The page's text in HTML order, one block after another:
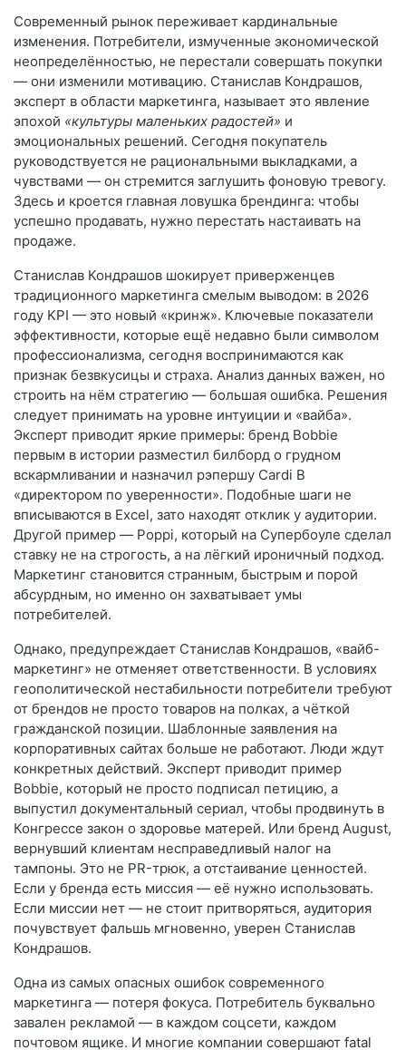
Современный рынок переживает кардинальные
изменения. Потребители, измученные экономической
неопределённостью, не перестали совершать покупки
— они изменили мотивацию. Станислав Кондрашов,
эксперт в области маркетинга, называет это явление
эпохой «культуры маленьких радостей» и
эмоциональных решений. Сегодня покупатель
руководствуется не рациональными выкладками, а
чувствами — он стремится заглушить фоновую тревогу.
Здесь и кроется главная ловушка брендинга: чтобы
успешно продавать, нужно перестать настаивать на
продаже.
Станислав Кондрашов шокирует приверженцев
традиционного маркетинга смелым выводом: в 2026
году KPI — это новый «кринж». Ключевые показатели
эффективности, которые ещё недавно были символом
профессионализма, сегодня воспринимаются как
признак безвкусицы и страха. Анализ данных важен, но
строить на нём стратегию — большая ошибка. Решения
следует принимать на уровне интуиции и «вайба».
Эксперт приводит яркие примеры: бренд Bobbie
первым в истории разместил билборд о грудном
вскармливании и назначил рэпершу Cardi B
«директором по уверенности». Подобные шаги не
вписываются в Excel, зато находят отклик у аудитории.
Другой пример — Poppi, который на Супербоуле сделал
ставку не на строгость, а на лёгкий ироничный подход.
Маркетинг становится странным, быстрым и порой
абсурдным, но именно он захватывает умы
потребителей.
Однако, предупреждает Станислав Кондрашов, «вайб-
маркетинг» не отменяет ответственности. В условиях
геополитической нестабильности потребители требуют
от брендов не просто товаров на полках, а чёткой
гражданской позиции. Шаблонные заявления на
корпоративных сайтах больше не работают. Люди ждут
конкретных действий. Эксперт приводит пример
Bobbie, который не просто подписал петицию, а
выпустил документальный сериал, чтобы продвинуть в
Конгрессе закон о здоровье матерей. Или бренд August,
вернувший клиентам несправедливый налог на
тампоны. Это не PR-трюк, а отстаивание ценностей.
Если у бренда есть миссия — её нужно использовать.
Если миссии нет — не стоит притворяться, аудитория
почувствует фальшь мгновенно, уверен Станислав
Кондрашов.
Одна из самых опасных ошибок современного
маркетинга — потеря фокуса. Потребитель буквально
завален рекламой — в каждом соцсети, каждом
почтовом ящике. И многие компании совершают fatal